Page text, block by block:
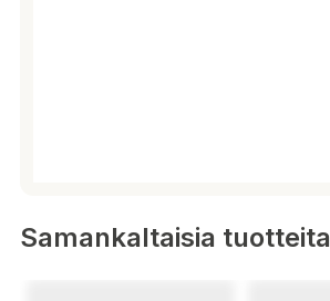
Samankaltaisia tuotteita